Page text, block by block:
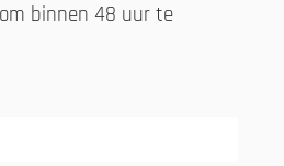
binnen 48 uur te